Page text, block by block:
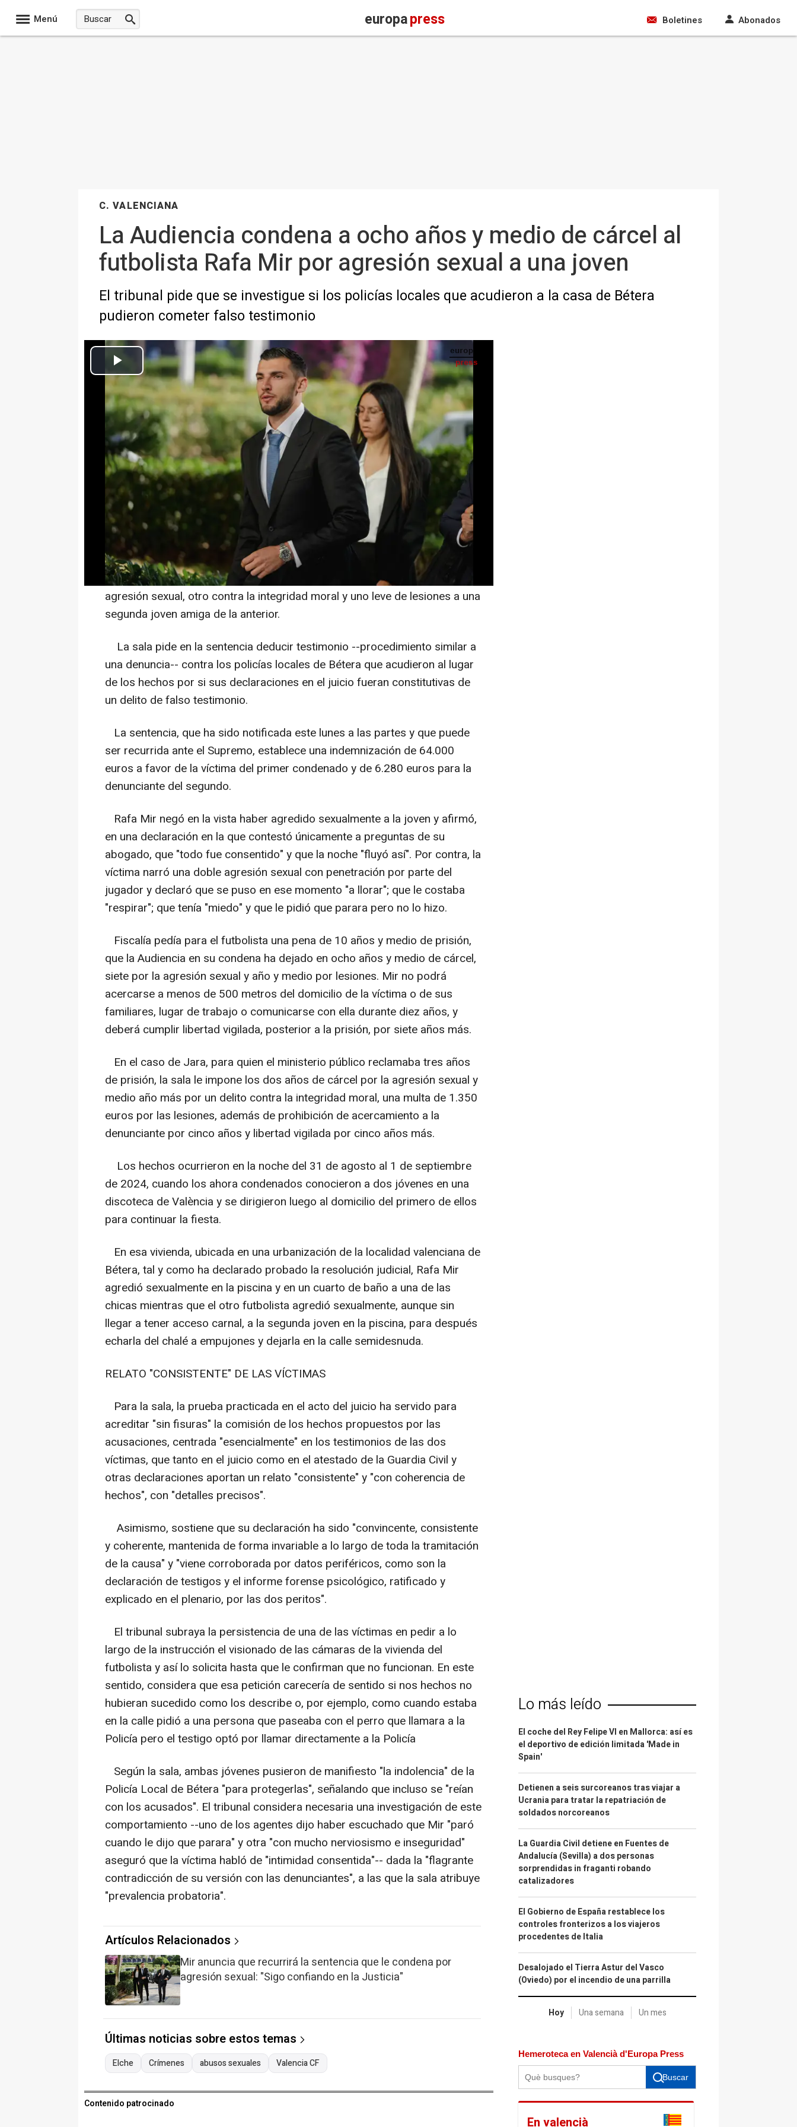
Menú europapress Boletines Abonados
C. VALENCIANA
La Audiencia condena a ocho años y medio de cárcel al
futbolista Rafa Mir por agresión sexual a una joven
El tribunal pide que se investigue si los policías locales que acudieron a la casa de Bétera
pudieron cometer falso testimonio
El futbolista Rafa Mir a su llegada a la Audiencia Provincial de Valencia, a 28 de mayo de 2026, en Valencia, Comunidad Valenciana (España). - Jorge Gil -
Europa Press
Europa Press C. Valenciana
Actualizado: lunes, 15 junio 2026 18:58 Abrir opciones para compartir
IA Seguir en
VALÈNCIA, 15 (EUROPA PRESS)
La Sección Cuarta de la Audiencia de Valencia ha condenado a ocho años
y medio de prisión al futbolista Rafa Mir, actualmente en el Elche CF y
anterior jugador del Valencia CF, que fue juzgado el pasado 28 de mayo
por un delito de agresión sexual y lesiones a una joven, cometido en la
noche del 31 de agosto de 2024 en el domicilio del jugador de Bétera.
El tribunal ha impuesto al segundo acusado, el también futbolista Pablo
Jara, dos años y medio de prisión y el pago de una multa por un delito de
agresión sexual, otro contra la integridad moral y uno leve de lesiones a una
segunda joven amiga de la anterior.
La sala pide en la sentencia deducir testimonio --procedimiento similar a
una denuncia-- contra los policías locales de Bétera que acudieron al lugar
de los hechos por si sus declaraciones en el juicio fueran constitutivas de
un delito de falso testimonio.
La sentencia, que ha sido notificada este lunes a las partes y que puede
ser recurrida ante el Supremo, establece una indemnización de 64.000
euros a favor de la víctima del primer condenado y de 6.280 euros para la
denunciante del segundo.
Rafa Mir negó en la vista haber agredido sexualmente a la joven y afirmó,
en una declaración en la que contestó únicamente a preguntas de su
abogado, que "todo fue consentido" y que la noche "fluyó así". Por contra, la
víctima narró una doble agresión sexual con penetración por parte del
jugador y declaró que se puso en ese momento "a llorar"; que le costaba
"respirar"; que tenía "miedo" y que le pidió que parara pero no lo hizo.
Fiscalía pedía para el futbolista una pena de 10 años y medio de prisión,
que la Audiencia en su condena ha dejado en ocho años y medio de cárcel,
siete por la agresión sexual y año y medio por lesiones. Mir no podrá
acercarse a menos de 500 metros del domicilio de la víctima o de sus
familiares, lugar de trabajo o comunicarse con ella durante diez años, y
deberá cumplir libertad vigilada, posterior a la prisión, por siete años más.
En el caso de Jara, para quien el ministerio público reclamaba tres años
de prisión, la sala le impone los dos años de cárcel por la agresión sexual y
medio año más por un delito contra la integridad moral, una multa de 1.350
euros por las lesiones, además de prohibición de acercamiento a la
denunciante por cinco años y libertad vigilada por cinco años más.
Los hechos ocurrieron en la noche del 31 de agosto al 1 de septiembre
de 2024, cuando los ahora condenados conocieron a dos jóvenes en una
discoteca de València y se dirigieron luego al domicilio del primero de ellos
para continuar la fiesta.
En esa vivienda, ubicada en una urbanización de la localidad valenciana de
Bétera, tal y como ha declarado probado la resolución judicial, Rafa Mir
agredió sexualmente en la piscina y en un cuarto de baño a una de las
chicas mientras que el otro futbolista agredió sexualmente, aunque sin
llegar a tener acceso carnal, a la segunda joven en la piscina, para después
echarla del chalé a empujones y dejarla en la calle semidesnuda.
RELATO "CONSISTENTE" DE LAS VÍCTIMAS
Para la sala, la prueba practicada en el acto del juicio ha servido para
acreditar "sin fisuras" la comisión de los hechos propuestos por las
acusaciones, centrada "esencialmente" en los testimonios de las dos
víctimas, que tanto en el juicio como en el atestado de la Guardia Civil y
otras declaraciones aportan un relato "consistente" y "con coherencia de
hechos", con "detalles precisos".
Asimismo, sostiene que su declaración ha sido "convincente, consistente
y coherente, mantenida de forma invariable a lo largo de toda la tramitación
de la causa" y "viene corroborada por datos periféricos, como son la
declaración de testigos y el informe forense psicológico, ratificado y
explicado en el plenario, por las dos peritos".
El tribunal subraya la persistencia de una de las víctimas en pedir a lo
largo de la instrucción el visionado de las cámaras de la vivienda del
futbolista y así lo solicita hasta que le confirman que no funcionan. En este
sentido, considera que esa petición carecería de sentido si nos hechos no
hubieran sucedido como los describe o, por ejemplo, como cuando estaba
en la calle pidió a una persona que paseaba con el perro que llamara a la
Policía pero el testigo optó por llamar directamente a la Policía
Según la sala, ambas jóvenes pusieron de manifiesto "la indolencia" de la
Policía Local de Bétera "para protegerlas", señalando que incluso se "reían
con los acusados". El tribunal considera necesaria una investigación de este
comportamiento --uno de los agentes dijo haber escuchado que Mir "paró
cuando le dijo que parara" y otra "con mucho nerviosismo e inseguridad"
aseguró que la víctima habló de "intimidad consentida"-- dada la "flagrante
contradicción de su versión con las denunciantes", a las que la sala atribuye
"prevalencia probatoria".
Artículos Relacionados
Mir anuncia que recurrirá la sentencia que le condena por
agresión sexual: "Sigo confiando en la Justicia"
Últimas noticias sobre estos temas
Elche Crímenes abusos sexuales Valencia CF
Contenido patrocinado
Lo más leído
El coche del Rey Felipe VI en Mallorca: así es
el deportivo de edición limitada 'Made in
Spain'
Detienen a seis surcoreanos tras viajar a
Ucrania para tratar la repatriación de
soldados norcoreanos
La Guardia Civil detiene en Fuentes de
Andalucía (Sevilla) a dos personas
sorprendidas in fraganti robando
catalizadores
El Gobierno de España restablece los
controles fronterizos a los viajeros
procedentes de Italia
Desalojado el Tierra Astur del Vasco
(Oviedo) por el incendio de una parrilla
Hoy Una semana Un mes
Hemeroteca en Valencià d'Europa Press
Buscar
En valencià